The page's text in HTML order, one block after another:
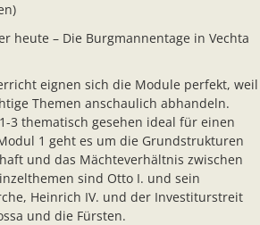
– Die Burgmannentage in Vechta
eignen sich die Module perfekt, weil
Themen anschaulich abhandeln.
3 thematisch gesehen ideal für einen
1 geht es um die Grundstrukturen
und das Mächteverhältnis zwischen
sind Otto I. und sein
Heinrich IV. und der Investiturstreit
und die Fürsten.